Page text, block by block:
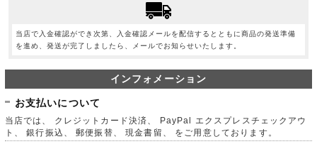
当店で入金確認ができ次第、入金確認メールを配信するとともに商品の発送準備
を進め、発送が完了しましたら、メールでお知らせいたします。
インフォメーション
お支払いについて
当店では、 クレジットカード決済、 PayPal エクスプレスチェックアウ
ト、 銀行振込、 郵便振替、 現金書留、 をご用意しております。